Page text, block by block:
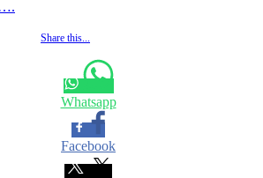
Share this...
Whatsapp
Facebook